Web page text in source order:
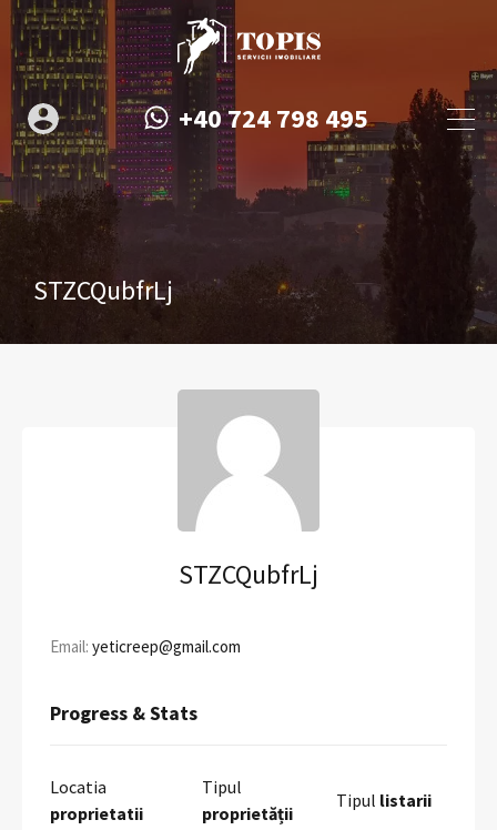
+40 724 798 495
STZCQubfrLj
STZCQubfrLj
Email: yeticreep@gmail.com
Progress & Stats
Locatia
proprietatii
Tipul
proprietății
Tipul listarii